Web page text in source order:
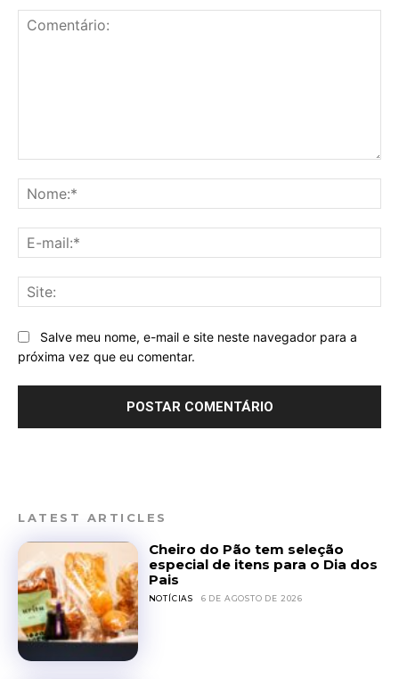
Salve meu nome, e-mail e site neste navegador para a
próxima vez que eu comentar.
LATEST ARTICLES
Cheiro do Pão tem seleção
especial de itens para o Dia dos
Pais
NOTÍCIAS 6 DE AGOSTO DE 2026